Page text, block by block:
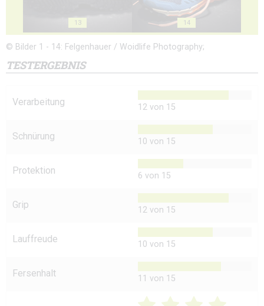
13 14
© Bilder 1 - 14: Felgenhauer / Woidlife Photography;
TESTERGEBNIS
Verarbeitung 12 von 15
Schnürung 10 von 15
Protektion 6 von 15
Grip 12 von 15
Lauffreude 10 von 15
Fersenhalt 11 von 15